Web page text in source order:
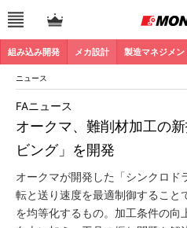
組み込み開発 メカ設計 製造マネジメン
ニュース
オークマ、難削材加工の
ビング」を開発
FAニュース
オークマが開発した「シンクロド
転と送り速度を最適制御すること
を均等化するもの。加工条件の向